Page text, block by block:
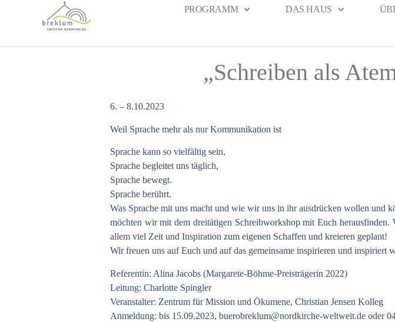
PROGRAMM DAS HAUS
„Schreiben als
6. – 8.10.2023
Weil Sprache mehr als nur Kommunikation ist
Sprache kann so vielfältig sein,
Sprache begleitet uns täglich,
Sprache bewegt.
Sprache berührt.
Was Sprache mit uns macht und wie wir uns in ihr ausdrücken wollen und
möchten wir mit dem dreitätigen Schreibworkshop mit Euch
allem viel Zeit und Inspiration zum eigenen Schaffen und kreieren geplant!
Wir freuen uns auf Euch und auf das gemeinsame inspirieren und inspiriert
Referentin: Alina Jacobs (Margarete-Böhme-Preisträgerin 2022)
Leitung: Charlotte Spingler
Veranstalter: Zentrum für Mission und Ökumene, Christian Jensen Kolleg
Anmeldung: bis 15.09.2023, buerobreklum@nordkirche-weltweit.de oder